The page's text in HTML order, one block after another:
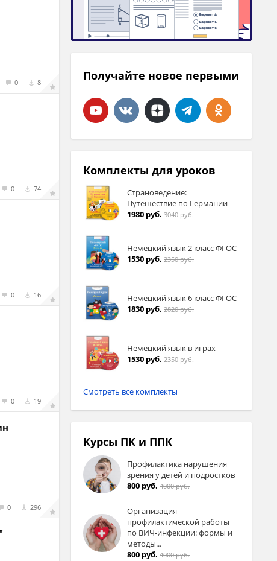
0 8
0 74
0 16
0 19
0 296
Получайте новое первыми
Комплекты для уроков
Страноведение:
Путешествие по Германии
1980 руб. 3040 руб.
Немецкий язык 2 класс ФГОС
1530 руб. 2350 руб.
Немецкий язык 6 класс ФГОС
1830 руб. 2820 руб.
Немецкий язык в играх
1530 руб. 2350 руб.
Смотреть все комплекты
Курсы ПК и ППК
Профилактика нарушения
зрения у детей и подростков
800 руб. 4000 руб.
Организация
профилактической работы
по ВИЧ-инфекции: формы и
методы...
800 руб. 4000 руб.